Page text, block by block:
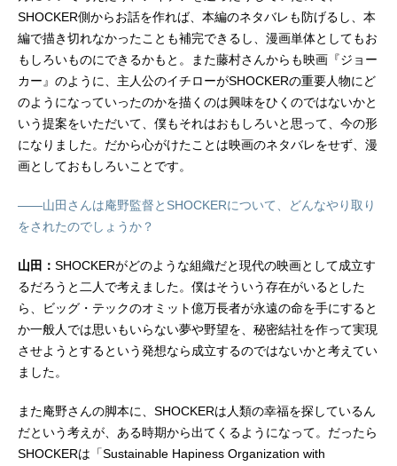
SHOCKER側からお話を作れば、本編のネタバレも防げるし、本
編で描き切れなかったことも補完できるし、漫画単体としてもお
もしろいものにできるかもと。また藤村さんからも映画『ジョー
カー』のように、主人公のイチローがSHOCKERの重要人物にど
のようになっていったのかを描くのは興味をひくのではないかと
いう提案をいただいて、僕もそれはおもしろいと思って、今の形
になりました。だから心がけたことは映画のネタバレをせず、漫
画としておもしろいことです。
――山田さんは庵野監督とSHOCKERについて、どんなやり取り
をされたのでしょうか？
山田： SHOCKERがどのような組織だと現代の映画として成立す
るだろうと二人で考えました。僕はそういう存在がいるとした
ら、ビッグ・テックのオミット億万長者が永遠の命を手にすると
か一般人では思いもいらない夢や野望を、秘密結社を作って実現
させようとするという発想なら成立するのではないかと考えてい
ました。
また庵野さんの脚本に、SHOCKERは人類の幸福を探しているん
だという考えが、ある時期から出てくるようになって。だったら
SHOCKERは「Sustainable Hapiness Organization with